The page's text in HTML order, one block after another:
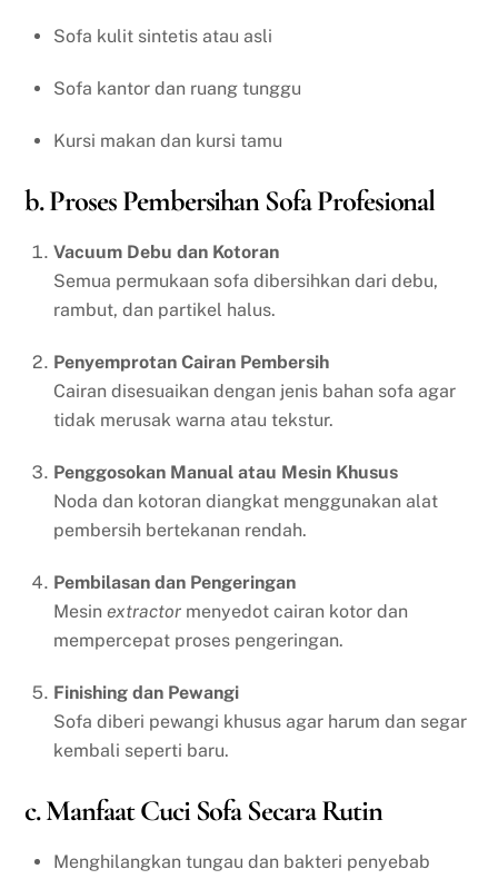
Sofa kulit sintetis atau asli
Sofa kantor dan ruang tunggu
Kursi makan dan kursi tamu
b. Proses Pembersihan Sofa Profesional
Vacuum Debu dan Kotoran
Semua permukaan sofa dibersihkan dari debu,
rambut, dan partikel halus.
Penyemprotan Cairan Pembersih
Cairan disesuaikan dengan jenis bahan sofa agar
tidak merusak warna atau tekstur.
Penggosokan Manual atau Mesin Khusus
Noda dan kotoran diangkat menggunakan alat
pembersih bertekanan rendah.
Pembilasan dan Pengeringan
Mesin extractor menyedot cairan kotor dan
mempercepat proses pengeringan.
Finishing dan Pewangi
Sofa diberi pewangi khusus agar harum dan segar
kembali seperti baru.
c. Manfaat Cuci Sofa Secara Rutin
Menghilangkan tungau dan bakteri penyebab